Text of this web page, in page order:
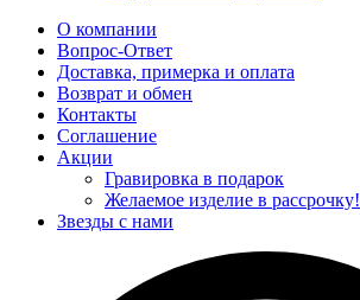
О компании
Вопрос-Ответ
Доставка, примерка и оплата
Возврат и обмен
Контакты
Соглашение
Акции
Гравировка в подарок
Желаемое изделие в рассрочку!
Звезды с нами